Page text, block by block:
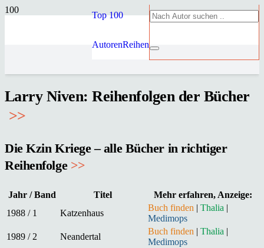
Top 100
AutorenReihen
Larry Niven: Reihenfolgen der Bücher
>>
Die Kzin Kriege – alle Bücher in richtiger
Reihenfolge >>
Jahr / Band Titel
Mehr erfahren, Anzeige:
1988 / 1
Katzenhaus
Buch finden | Thalia |
Medimops
1989 / 2
Neandertal
Buch finden | Thalia |
Medimops